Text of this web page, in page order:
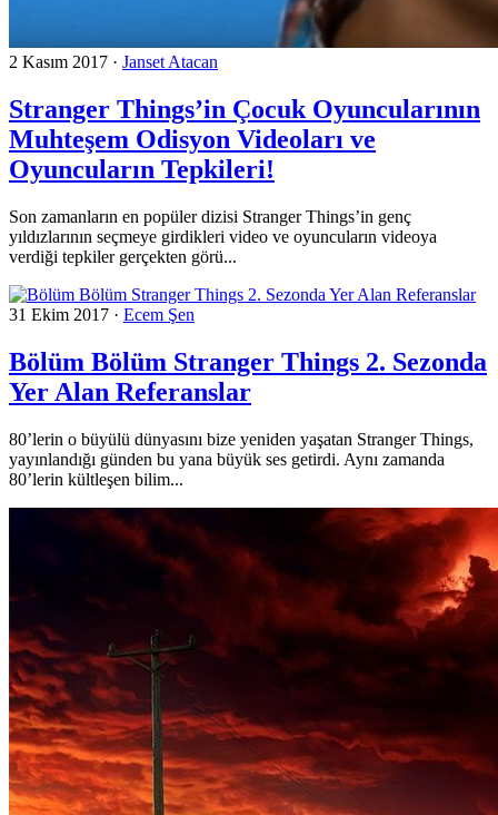
2 Kasım 2017 · Janset Atacan
Stranger Things’in Çocuk Oyuncularının
Muhteşem Odisyon Videoları ve
Oyuncuların Tepkileri!
Son zamanların en popüler dizisi Stranger Things’in genç
yıldızlarının seçmeye girdikleri video ve oyuncuların videoya
verdiği tepkiler gerçekten görü...
31 Ekim 2017 · Ecem Şen
Bölüm Bölüm Stranger Things 2. Sezonda
Yer Alan Referanslar
80’lerin o büyülü dünyasını bize yeniden yaşatan Stranger Things,
yayınlandığı günden bu yana büyük ses getirdi. Aynı zamanda
80’lerin kültleşen bilim...